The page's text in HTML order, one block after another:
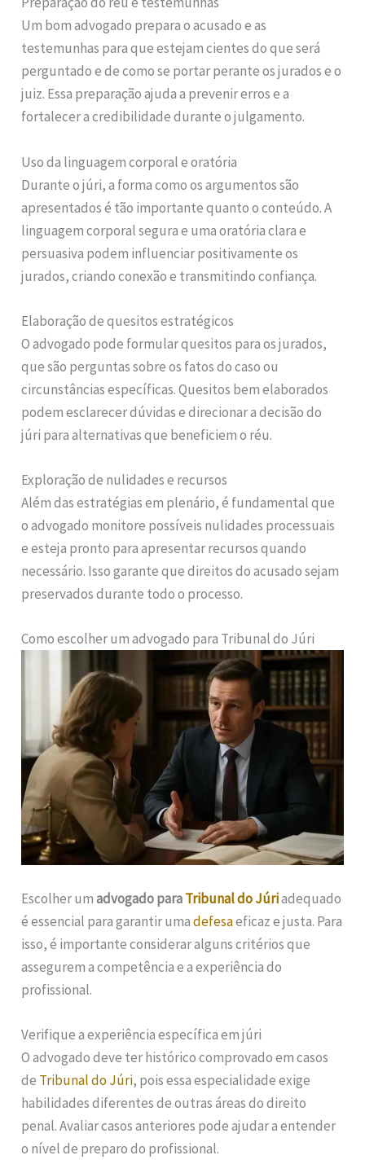
Um bom advogado prepara o acusado e as
testemunhas para que estejam cientes do que será
perguntado e de como se portar perante os jurados e o
juiz. Essa preparação ajuda a prevenir erros e a
fortalecer a credibilidade durante o julgamento.
Uso da linguagem corporal e oratória
Durante o júri, a forma como os argumentos são
apresentados é tão importante quanto o conteúdo. A
linguagem corporal segura e uma oratória clara e
persuasiva podem influenciar positivamente os
jurados, criando conexão e transmitindo confiança.
Elaboração de quesitos estratégicos
O advogado pode formular quesitos para os jurados,
que são perguntas sobre os fatos do caso ou
circunstâncias específicas. Quesitos bem elaborados
podem esclarecer dúvidas e direcionar a decisão do
júri para alternativas que beneficiem o réu.
Exploração de nulidades e recursos
Além das estratégias em plenário, é fundamental que
o advogado monitore possíveis nulidades processuais
e esteja pronto para apresentar recursos quando
necessário. Isso garante que direitos do acusado sejam
preservados durante todo o processo.
Como escolher um advogado para Tribunal do Júri
Escolher umadvogado paraTribunal do Júriadequado
é essencial para garantir umadefesaeficaz e justa. Para
isso, é importante considerar alguns critérios que
assegurem a competência e a experiência do
profissional.
Verifique a experiência específica em júri
O advogado deve ter histórico comprovado em casos
de Tribunal do Júri, pois essa especialidade exige
habilidades diferentes de outras áreas do direito
penal. Avaliar casos anteriores pode ajudar a entender
o nível de preparo do profissional.